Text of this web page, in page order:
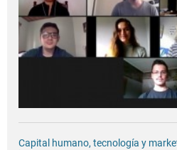
Capital humano, tecnología y